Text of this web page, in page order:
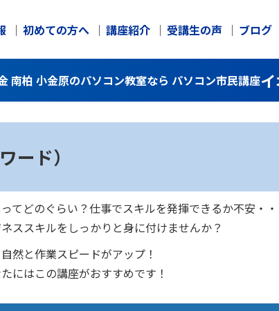
初めての方へ 講座紹介 受講生の声 ブログ
南柏 小金原のパソコン教室なら パソコン市民講座
ード）
てどのぐらい？仕事でスキルを発揮できるか不安・
ススキルをしっかりと身に付けませんか？
然と作業スピードがアップ！
にはこの講座がおすすめです！